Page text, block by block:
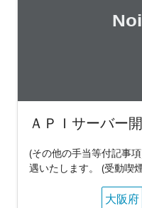
ＡＰＩサーバー
(その他の手当等付記事
遇いたします。 (受動喫
大阪府